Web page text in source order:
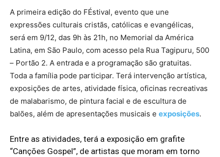
A primeira edição do FÉstival, evento que une
expressões culturais cristãs, católicas e evangélicas,
será em 9/12, das 9h às 21h, no Memorial da América
Latina, em São Paulo, com acesso pela Rua Tagipuru, 500
– Portão 2. A entrada e a programação são gratuitas.
Toda a família pode participar. Terá intervenção artística,
exposições de artes, atividade física, oficinas recreativas
de malabarismo, de pintura facial e de escultura de
balões, além de apresentações musicais e exposições.
Entre as atividades, terá a exposição em grafite
“Canções Gospel”, de artistas que moram em torno